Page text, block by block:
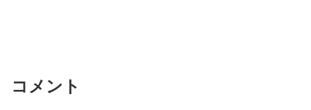
コメント